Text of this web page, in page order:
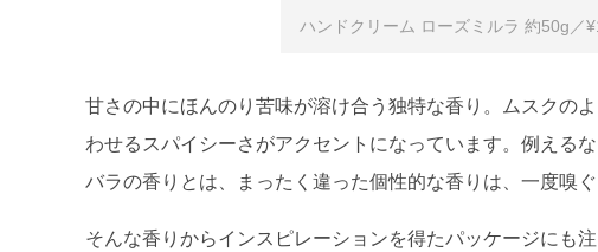
ハンドクリーム ローズミルラ 約50g／
甘さの中にほんのり苦味が溶け合う独特な香り。ムスクの
わせるスパイシーさがアクセントになっています。例える
バラの香りとは、まったく違った個性的な香りは、一度嗅
そんな香りからインスピレーションを得たパッケージにも